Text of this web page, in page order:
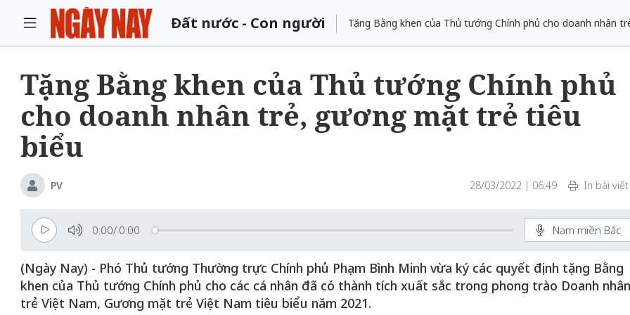
Đất nước - Con người Tặng Bằng khen của Thủ tướng Chính phủ cho doanh nhân
Tặng Bằng khen của Thủ tướng Chính phủ
cho doanh nhân trẻ, gương mặt trẻ tiêu
biểu
PV 28/03/2022 | 06:49 In bài viết
0:00/ 0:00 Nam miền Bắc
(Ngày Nay) - Phó Thủ tướng Thường trực Chính phủ Phạm Bình Minh vừa ký các quyết định tặng Bằng
khen của Thủ tướng Chính phủ cho các cá nhân đã có thành tích xuất sắc trong phong trào Doanh nhân
trẻ Việt Nam, Gương mặt trẻ Việt Nam tiêu biểu năm 2021.